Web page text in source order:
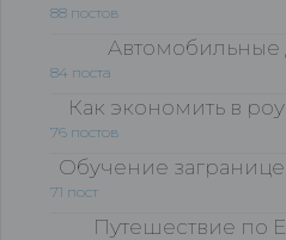
88 постов
Автомобильные
84 поста
Как экономить в
76 постов
Обучение
71 пост
Путешествие по